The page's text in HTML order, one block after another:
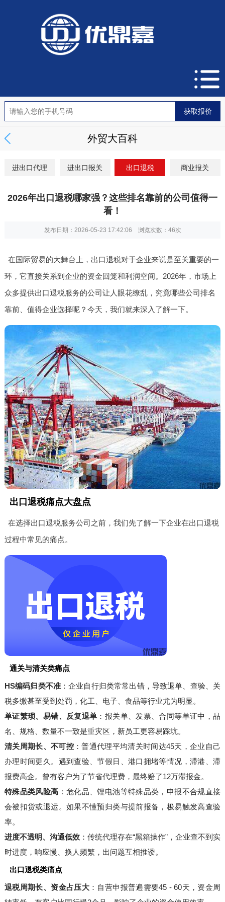
外贸大百科
进出口代理 进出口报关 出口退税 商业报关
2026年出口退税哪家强？这些排名靠前的公司值得一
看！
发布日期：2026-05-23 17:42:06 浏览次数： 46次
在国际贸易的大舞台上，出口退税对于企业来说是至关重要的一
环，它直接关系到企业的资金回笼和利润空间。2026年，市场上
众多提供出口退税服务的公司让人眼花缭乱，究竟哪些公司排名
靠前、值得企业选择呢？今天，我们就来深入了解一下。
出口退税痛点大盘点
在选择出口退税服务公司之前，我们先了解一下企业在出口退税
过程中常见的痛点。
通关与清关类痛点
HS编码归类不准 ：企业自行归类常常出错，导致退单、查验、关
税多缴甚至受到处罚，化工、电子、食品等行业尤为明显。
单证繁琐、易错、反复退单 ：报关单、发票、合同等单证中，品
名、规格、数量不一致是重灾区，新员工更容易踩坑。
清关周期长、不可控：普通代理平均清关时间达45天，企业自己
办理时间更久。遇到查验、节假日、港口拥堵等情况，滞港、滞
报费高企。曾有客户为了节省代理费，最终赔了12万滞报金。
特殊品类风险高 ：危化品、锂电池等特殊品类，申报不合规直接
会被扣货或退运。如果不懂预归类与提前报备，极易触发高查验
率。
进度不透明、沟通低效 ：传统代理存在“黑箱操作”，企业查不到实
时进度，响应慢、换人频繁，出问题互相推诿。
出口退税类痛点
退税周期长、资金占压大 ：自营申报普遍需要45 - 60天，资金周